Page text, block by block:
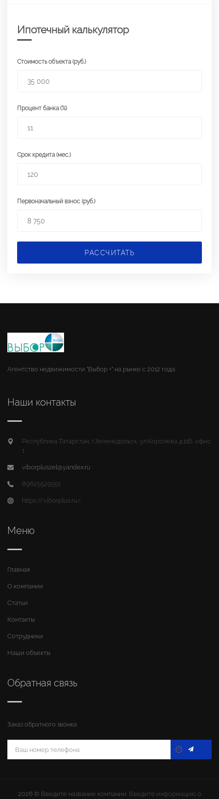
Ипотечный калькулятор
Стоимость объекта (руб.)
Процент банка (%)
Срок кредита (мес.)
Первоначальный взнос (руб.)
РАССЧИТАТЬ
Агентство недвижимости "Выбор +" на рынке с 2012 года.
Наши контакты
Республика Татарстан, г.Зеленодольск, ул.Королева д.11Б, офис
1
viborpluszel@yandex.ru
89625529551
https://viborplus.ru/
Меню
Главная
О компании
Статьи
Контакты
Сотрудники
Наши объекты
Обратная связь
Заказ обратного звонка
2026 © Введите название компании. Введите информацию о